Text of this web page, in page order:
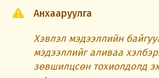
Анхааруулга
Хэвлэл мэдээллийн
мэдээллийг аливаа
зөвшилцсөн тохиолдолд